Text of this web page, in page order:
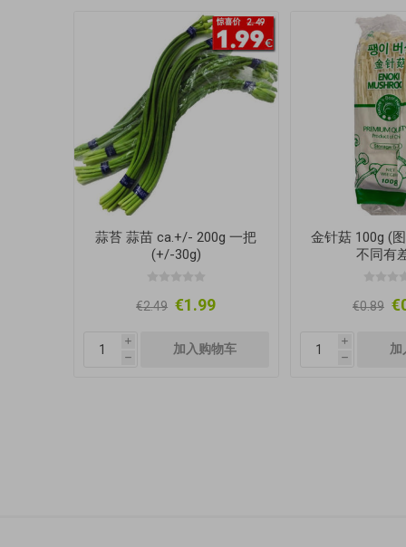
蒜苔 蒜苗 ca.+/- 200g 一把
(+/-30g)
€2.49 €1.99
i
h
金针菇 100g (
不同有
€0.89
i
h